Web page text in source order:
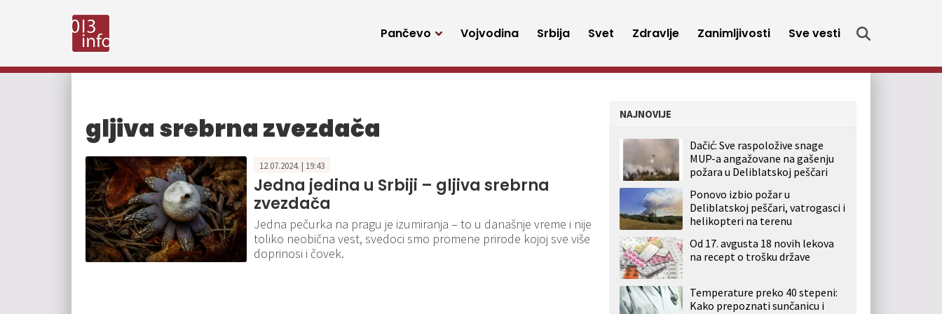
Pančevo Vojvodina Srbija Svet Zdravlje Zanimljivosti Sve vesti
gljiva srebrna zvezdača
12.07.2024. | 19:43
Jedna jedina u Srbiji – gljiva srebrna
zvezdača
Jedna pečurka na pragu je izumiranja – to u današnje vreme i nije
toliko neobična vest, svedoci smo promene prirode kojoj sve više
doprinosi i čovek.
NAJNOVIJE
Dačić: Sve raspoložive snage
MUP-a angažovane na gašenju
požara u Deliblatskoj peščari
Ponovo izbio požar u
Deliblatskoj peščari, vatrogasci i
helikopteri na terenu
Od 17. avgusta 18 novih lekova
na recept o trošku države
Temperature preko 40 stepeni:
Kako prepoznati sunčanicu i